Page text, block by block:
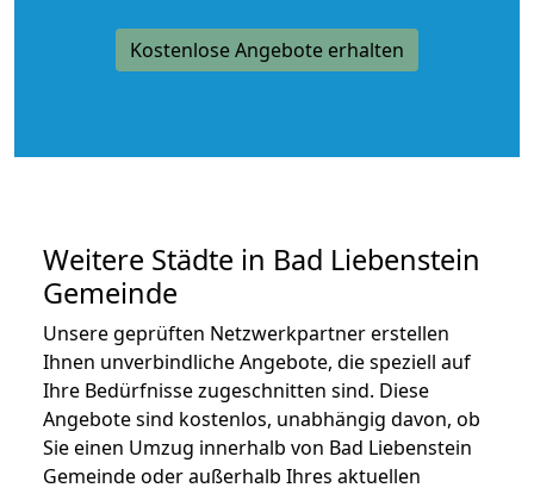
Kostenlose Angebote erhalten
Weitere Städte in Bad Liebenstein
Gemeinde
Unsere geprüften Netzwerkpartner erstellen
Ihnen unverbindliche Angebote, die speziell auf
Ihre Bedürfnisse zugeschnitten sind. Diese
Angebote sind kostenlos, unabhängig davon, ob
Sie einen Umzug innerhalb von Bad Liebenstein
Gemeinde oder außerhalb Ihres aktuellen